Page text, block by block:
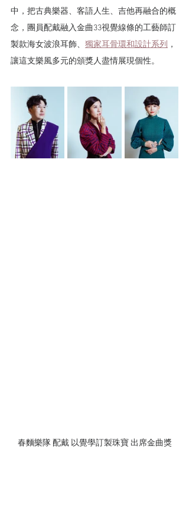
中，把古典樂器、客語人生、吉他再融合的概
念，團員配戴融入金曲33視覺線條的工藝師訂
製款海女波浪耳飾、 獨家耳骨環和設計系列 ，
讓這支樂風多元的頒獎人盡情展現個性。
春麵樂隊 配戴 以覺學訂製珠寶 出席金曲獎